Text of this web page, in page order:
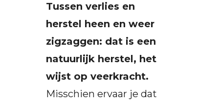
Tussen verlies en
herstel heen en weer
zigzaggen: dat is een
natuurlijk herstel, het
wijst op veerkracht.
Misschien ervaar je dat